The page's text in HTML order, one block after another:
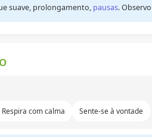
suave, prolongamento, pausas.
Respira com calma Sente-se à vontade